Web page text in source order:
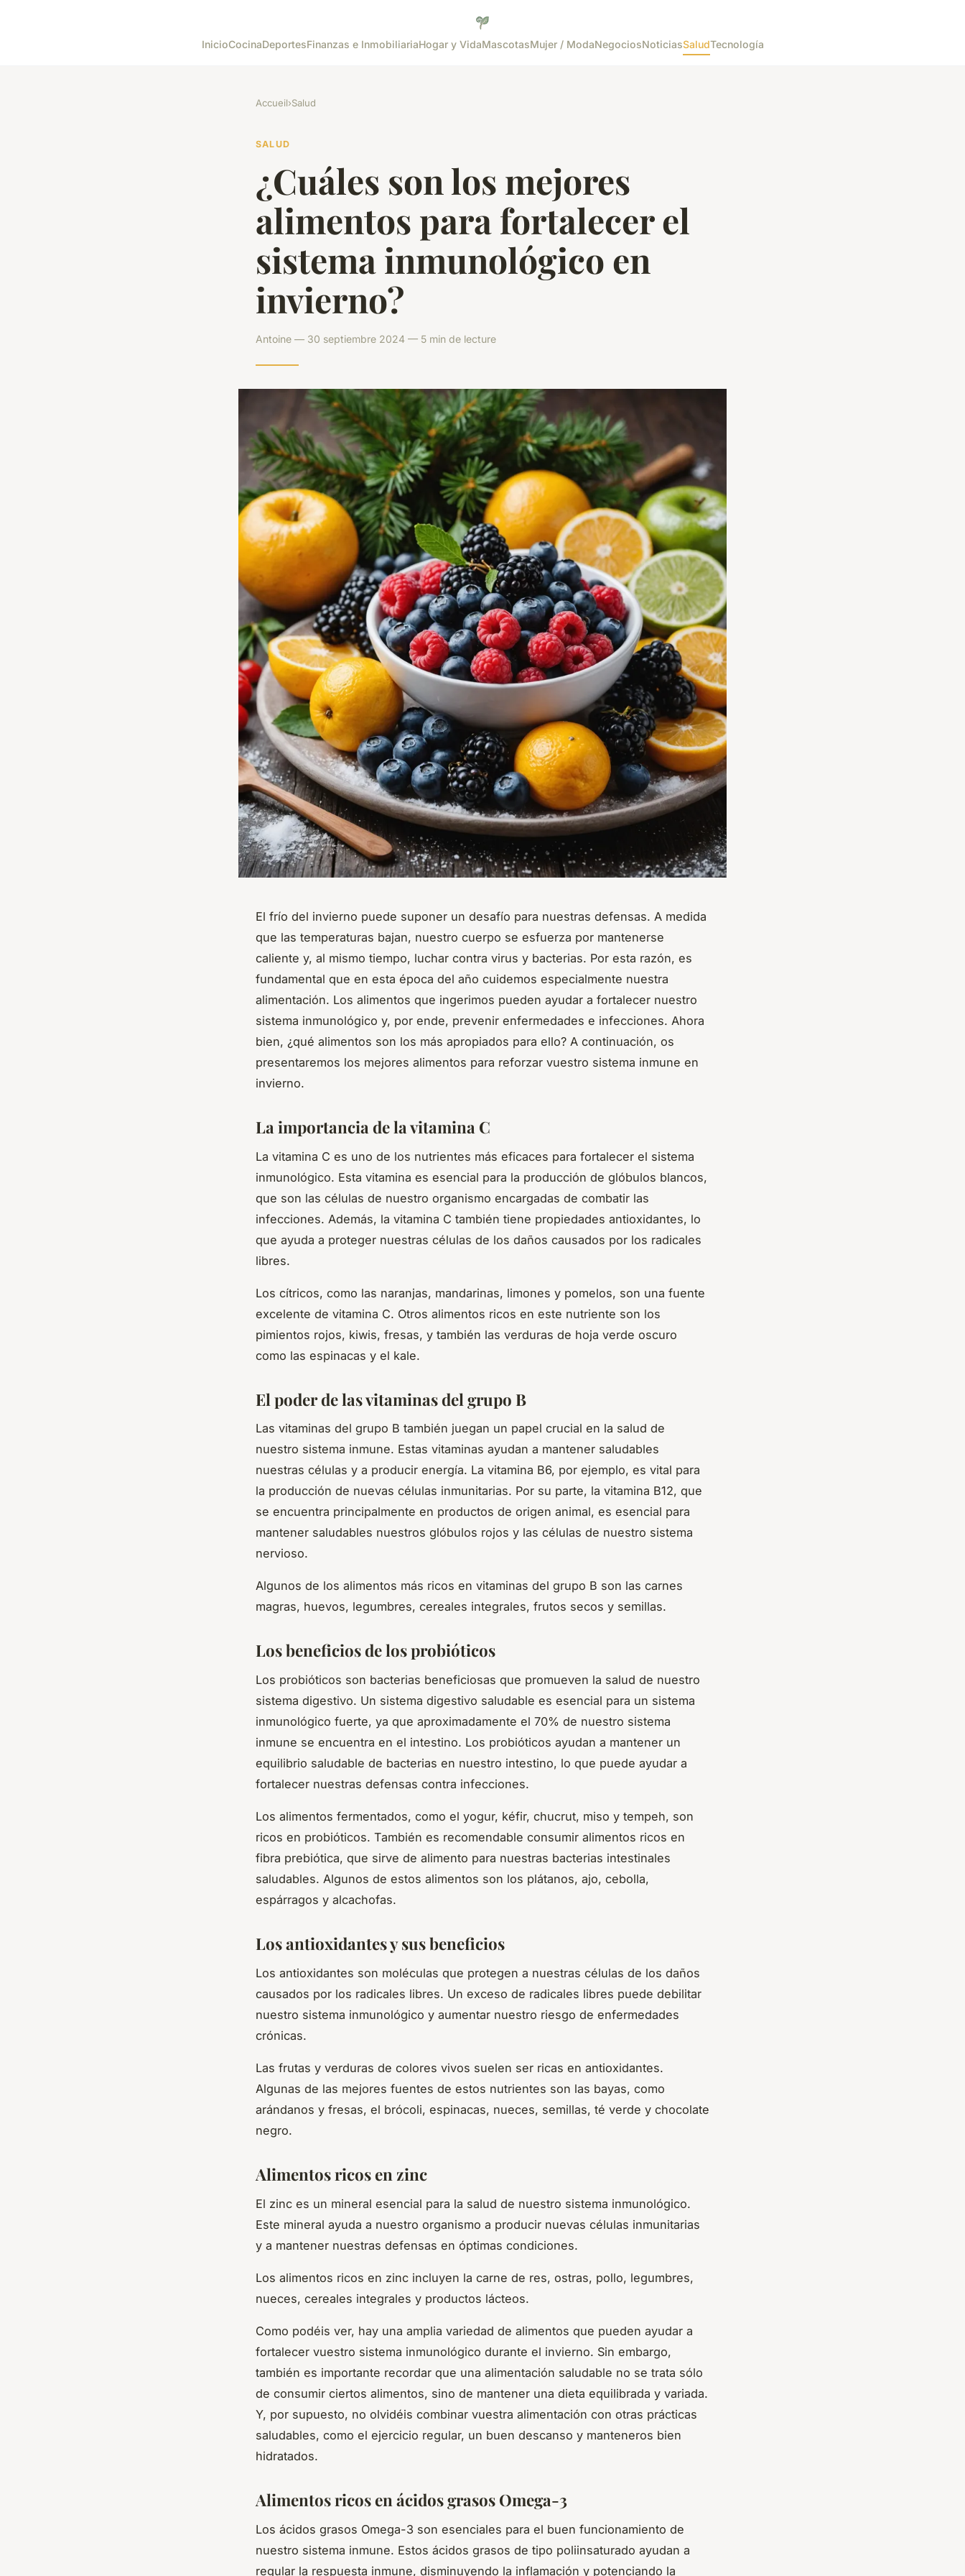
InicioCocinaDeportesFinanzas e InmobiliariaHogar y VidaMascotasMujer / ModaNegociosNoticiasSaludTecnología
Accueil›Salud
SALUD
¿Cuáles son los mejores
alimentos para fortalecer el
sistema inmunológico en
invierno?
Antoine — 30 septiembre 2024 — 5 min de lecture
El frío del invierno puede suponer un desafío para nuestras defensas. A medida
que las temperaturas bajan, nuestro cuerpo se esfuerza por mantenerse
caliente y, al mismo tiempo, luchar contra virus y bacterias. Por esta razón, es
fundamental que en esta época del año cuidemos especialmente nuestra
alimentación. Los alimentos que ingerimos pueden ayudar a fortalecer nuestro
sistema inmunológico y, por ende, prevenir enfermedades e infecciones. Ahora
bien, ¿qué alimentos son los más apropiados para ello? A continuación, os
presentaremos los mejores alimentos para reforzar vuestro sistema inmune en
invierno.
La importancia de la vitamina C
La vitamina C es uno de los nutrientes más eficaces para fortalecer el sistema
inmunológico. Esta vitamina es esencial para la producción de glóbulos blancos,
que son las células de nuestro organismo encargadas de combatir las
infecciones. Además, la vitamina C también tiene propiedades antioxidantes, lo
que ayuda a proteger nuestras células de los daños causados por los radicales
libres.
Los cítricos, como las naranjas, mandarinas, limones y pomelos, son una fuente
excelente de vitamina C. Otros alimentos ricos en este nutriente son los
pimientos rojos, kiwis, fresas, y también las verduras de hoja verde oscuro
como las espinacas y el kale.
El poder de las vitaminas del grupo B
Las vitaminas del grupo B también juegan un papel crucial en la salud de
nuestro sistema inmune. Estas vitaminas ayudan a mantener saludables
nuestras células y a producir energía. La vitamina B6, por ejemplo, es vital para
la producción de nuevas células inmunitarias. Por su parte, la vitamina B12, que
se encuentra principalmente en productos de origen animal, es esencial para
mantener saludables nuestros glóbulos rojos y las células de nuestro sistema
nervioso.
Algunos de los alimentos más ricos en vitaminas del grupo B son las carnes
magras, huevos, legumbres, cereales integrales, frutos secos y semillas.
Los beneficios de los probióticos
Los probióticos son bacterias beneficiosas que promueven la salud de nuestro
sistema digestivo. Un sistema digestivo saludable es esencial para un sistema
inmunológico fuerte, ya que aproximadamente el 70% de nuestro sistema
inmune se encuentra en el intestino. Los probióticos ayudan a mantener un
equilibrio saludable de bacterias en nuestro intestino, lo que puede ayudar a
fortalecer nuestras defensas contra infecciones.
Los alimentos fermentados, como el yogur, kéfir, chucrut, miso y tempeh, son
ricos en probióticos. También es recomendable consumir alimentos ricos en
fibra prebiótica, que sirve de alimento para nuestras bacterias intestinales
saludables. Algunos de estos alimentos son los plátanos, ajo, cebolla,
espárragos y alcachofas.
Los antioxidantes y sus beneficios
Los antioxidantes son moléculas que protegen a nuestras células de los daños
causados por los radicales libres. Un exceso de radicales libres puede debilitar
nuestro sistema inmunológico y aumentar nuestro riesgo de enfermedades
crónicas.
Las frutas y verduras de colores vivos suelen ser ricas en antioxidantes.
Algunas de las mejores fuentes de estos nutrientes son las bayas, como
arándanos y fresas, el brócoli, espinacas, nueces, semillas, té verde y chocolate
negro.
Alimentos ricos en zinc
El zinc es un mineral esencial para la salud de nuestro sistema inmunológico.
Este mineral ayuda a nuestro organismo a producir nuevas células inmunitarias
y a mantener nuestras defensas en óptimas condiciones.
Los alimentos ricos en zinc incluyen la carne de res, ostras, pollo, legumbres,
nueces, cereales integrales y productos lácteos.
Como podéis ver, hay una amplia variedad de alimentos que pueden ayudar a
fortalecer vuestro sistema inmunológico durante el invierno. Sin embargo,
también es importante recordar que una alimentación saludable no se trata sólo
de consumir ciertos alimentos, sino de mantener una dieta equilibrada y variada.
Y, por supuesto, no olvidéis combinar vuestra alimentación con otras prácticas
saludables, como el ejercicio regular, un buen descanso y manteneros bien
hidratados.
Alimentos ricos en ácidos grasos Omega-3
Los ácidos grasos Omega-3 son esenciales para el buen funcionamiento de
nuestro sistema inmune. Estos ácidos grasos de tipo poliinsaturado ayudan a
regular la respuesta inmune, disminuyendo la inflamación y potenciando la